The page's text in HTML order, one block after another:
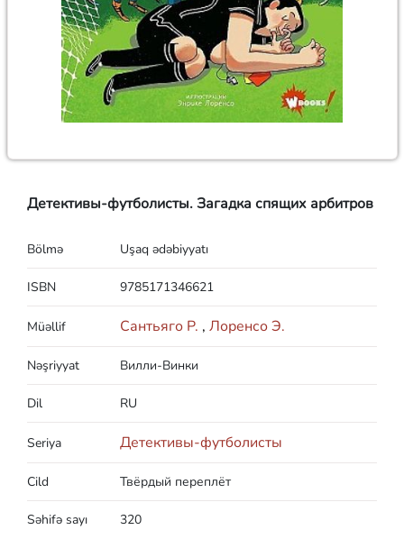
Детективы-футболисты. Загадка спящих арбитров
Bölmə Uşaq ədəbiyyatı
ISBN 9785171346621
Müəllif Сантьяго Р. , Лоренсо Э.
Nəşriyyat Вилли-Винки
Dil RU
Seriya Детективы-футболисты
Cild Твёрдый переплёт
Səhifə sayı 320